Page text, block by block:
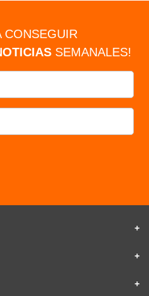
CONSEGUIR
SEMANALES!